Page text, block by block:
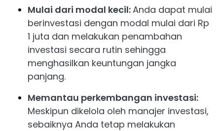
Mulai dari modal kecil:Anda dapat mulai
berinvestasi dengan modal mulai dari Rp
1 juta dan melakukan penambahan
investasi secara rutin sehingga
menghasilkan keuntungan jangka
panjang.
Memantau perkembangan investasi:
Meskipun dikelola oleh manajer investasi,
sebaiknya Anda tetap melakukan